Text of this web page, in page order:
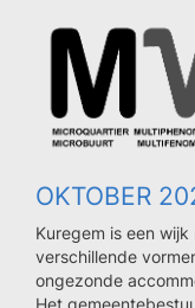
OKTOBER
Kuregem is een
verschillende
ongezonde
Het